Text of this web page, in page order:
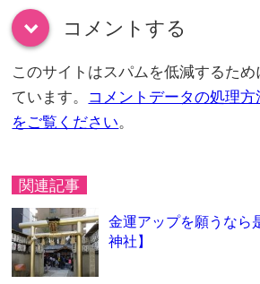
down コメントする
このサイトはスパムを低減するた
ています。 コメントデータの処理
をご覧ください。
関連記事
金運アップを願うなら
神社】